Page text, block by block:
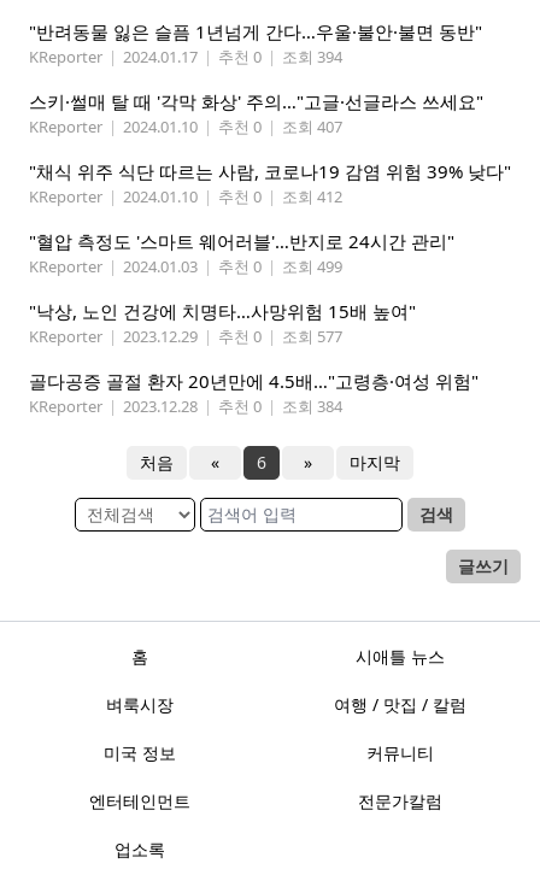
"반려동물 잃은 슬픔 1년넘게 간다…우울·불안·불면 동반"
KReporter | 2024.01.17 | 추천 0 | 조회 394
스키·썰매 탈 때 '각막 화상' 주의…"고글·선글라스 쓰세요"
KReporter | 2024.01.10 | 추천 0 | 조회 407
"채식 위주 식단 따르는 사람, 코로나19 감염 위험 39% 낮다"
KReporter | 2024.01.10 | 추천 0 | 조회 412
"혈압 측정도 '스마트 웨어러블'…반지로 24시간 관리"
KReporter | 2024.01.03 | 추천 0 | 조회 499
"낙상, 노인 건강에 치명타…사망위험 15배 높여"
KReporter | 2023.12.29 | 추천 0 | 조회 577
골다공증 골절 환자 20년만에 4.5배…"고령층·여성 위험"
KReporter | 2023.12.28 | 추천 0 | 조회 384
처음 « 6 » 마지막
검색
글쓰기
홈 시애틀 뉴스
벼룩시장 여행 / 맛집 / 칼럼
미국 정보 커뮤니티
엔터테인먼트 전문가칼럼
업소록